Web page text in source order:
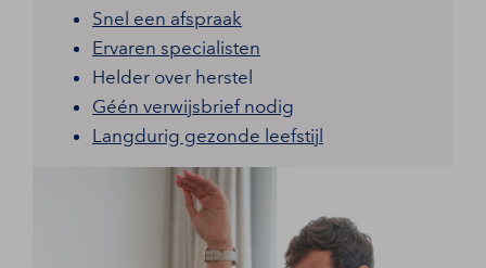
Snel een afspraak
Ervaren specialisten
Helder over herstel
Géén verwijsbrief nodig
Langdurig gezonde leefstijl